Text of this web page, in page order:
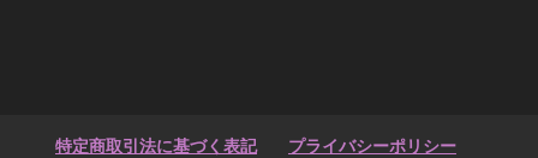
特定商取引法に基づく表記
プライバシーポリシー